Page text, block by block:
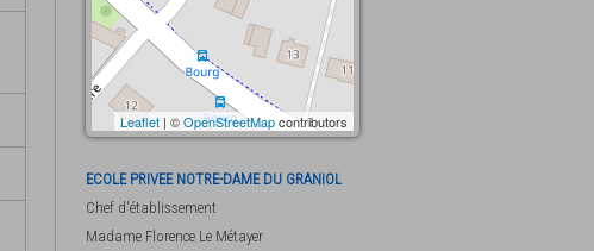
Leaflet | ©OpenStreetMapcontributors
ECOLE PRIVEE NOTRE-DAME DU GRANIOL
Chef d'établissement
Madame Florence Le Métayer